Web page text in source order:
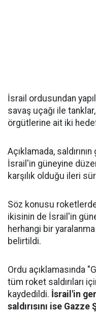
İsrail ordusundan
savaş uçağı ile
örgütlerine ait iki
Açıklamada,
İsrail'in güneyine
karşılık olduğu ileri
Söz konusu
ikisinin de İsrail'in
herhangi bir yaralanma
belirtildi.
Ordu açıklamasında
tüm roket saldırıları
kaydedildi. İsrail'in
saldırısını ise